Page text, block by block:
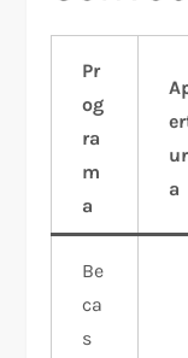
Pr
og
ra
m
a
ur
a
Be
ca
s